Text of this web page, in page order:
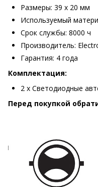
Размеры: 39 х 20 мм
Используемый
Срок службы: 8000 ч
Производитель:
Гарантия: 4 года
Комплектация:
2 х Светодиодные
Перед покупкой